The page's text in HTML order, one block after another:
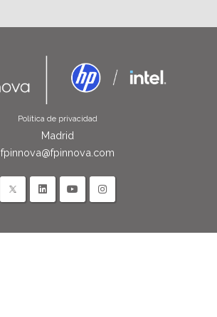
Política de privacidad
Madrid
fpinnova@fpinnova.com